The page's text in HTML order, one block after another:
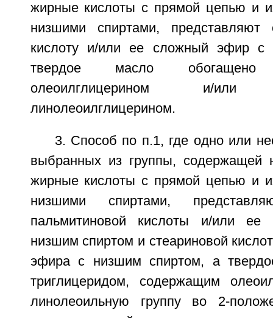
жирные кислоты с прямой цепью и
низшими спиртами, представляют
кислоту и/или ее сложный эфир с
твердое масло обогащено
олеоилглицерином и/или
линолеоилглицерином.
3. Способ по п.1, где одно или
выбранных из группы, содержащей
жирные кислоты с прямой цепью и
низшими спиртами,
пальмитиновой кислоты и/или
низшим спиртом и стеариновой
эфира с низшим спиртом, а
триглицеридом, содержащим
линолеоильную группу во 2-